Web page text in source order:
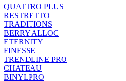
QUATTRO PLUS
RESTRETTO
TRADITIONS
BERRY ALLOC
ETERNITY
FINESSE
TRENDLINE PRO
CHATEAU
BINYLPRO